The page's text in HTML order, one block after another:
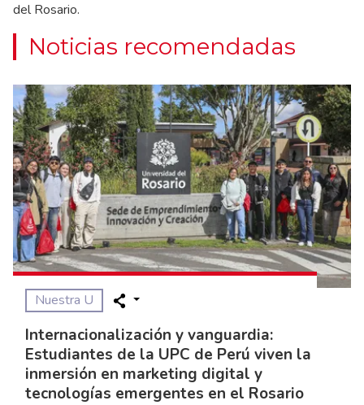
del Rosario.
Noticias recomendadas
Nuestra U
Internacionalización y vanguardia:
Estudiantes de la UPC de Perú viven la
inmersión en marketing digital y
tecnologías emergentes en el Rosario